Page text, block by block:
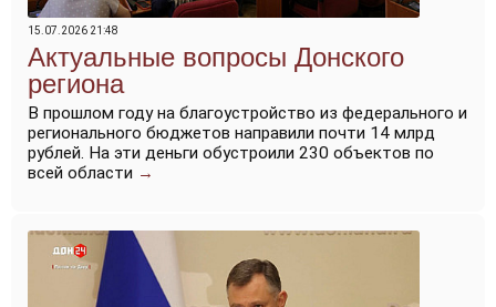
15.07.2026 21:48
Актуальные вопросы Донского
региона
В прошлом году на благоустройство из федерального и
регионального бюджетов направили почти 14 млрд
рублей. На эти деньги обустроили 230 объектов по
всей области →